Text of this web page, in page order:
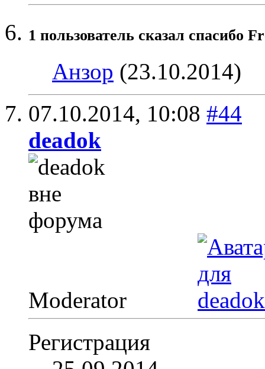
1 пользователь сказал cпасибо
Анзор (23.10.2014)
07.10.2014, 10:08 #44
deadok
Moderator
Регистрация